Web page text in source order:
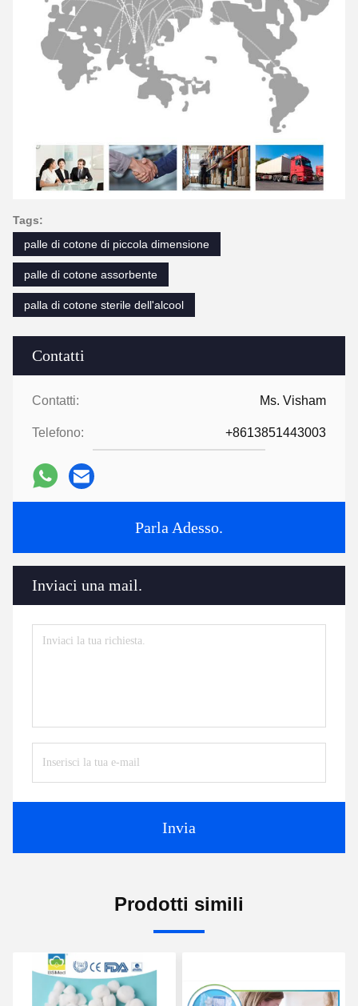
Contatti
Contatti: Ms. Visham
Telefono: +8613851443003
Parla Adesso.
Inviaci una mail.
Invia
Tags:
palle di cotone di piccola dimensione
palle di cotone assorbente
palla di cotone sterile dell'alcool
Prodotti simili